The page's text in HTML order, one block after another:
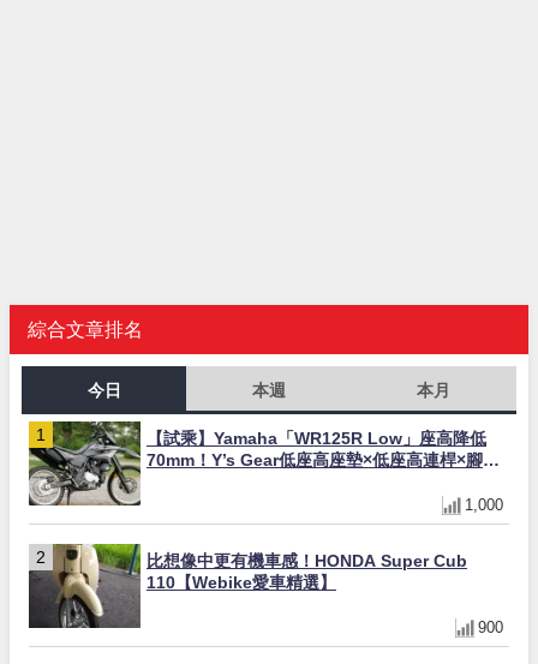
綜合文章排名
今日 本週 本月
【試乘】Yamaha「WR125R Low」座高降低
70mm！Y’s Gear低座高座墊×低座高連桿×腳踏
1,000
比想像中更有機車感！HONDA Super Cub
110【Webike愛車精選】
900